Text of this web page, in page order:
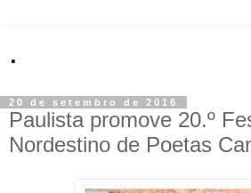
.
20 de setembro de 2016
Paulista promove 20.º
Nordestino de Poetas